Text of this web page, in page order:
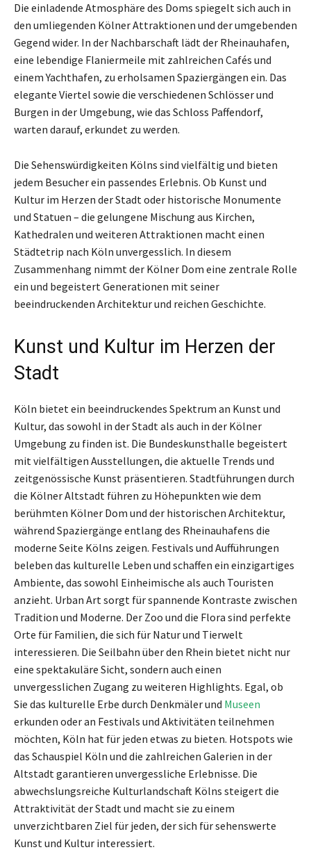
Die einladende Atmosphäre des Doms spiegelt sich auch in
den umliegenden Kölner Attraktionen und der umgebenden
Gegend wider. In der Nachbarschaft lädt der Rheinauhafen,
eine lebendige Flaniermeile mit zahlreichen Cafés und
einem Yachthafen, zu erholsamen Spaziergängen ein. Das
elegante Viertel sowie die verschiedenen Schlösser und
Burgen in der Umgebung, wie das Schloss Paffendorf,
warten darauf, erkundet zu werden.
Die Sehenswürdigkeiten Kölns sind vielfältig und bieten
jedem Besucher ein passendes Erlebnis. Ob Kunst und
Kultur im Herzen der Stadt oder historische Monumente
und Statuen – die gelungene Mischung aus Kirchen,
Kathedralen und weiteren Attraktionen macht einen
Städtetrip nach Köln unvergesslich. In diesem
Zusammenhang nimmt der Kölner Dom eine zentrale Rolle
ein und begeistert Generationen mit seiner
beeindruckenden Architektur und reichen Geschichte.
Kunst und Kultur im Herzen der
Stadt
Köln bietet ein beeindruckendes Spektrum an Kunst und
Kultur, das sowohl in der Stadt als auch in der Kölner
Umgebung zu finden ist. Die Bundeskunsthalle begeistert
mit vielfältigen Ausstellungen, die aktuelle Trends und
zeitgenössische Kunst präsentieren. Stadtführungen durch
die Kölner Altstadt führen zu Höhepunkten wie dem
berühmten Kölner Dom und der historischen Architektur,
während Spaziergänge entlang des Rheinauhafens die
moderne Seite Kölns zeigen. Festivals und Aufführungen
beleben das kulturelle Leben und schaffen ein einzigartiges
Ambiente, das sowohl Einheimische als auch Touristen
anzieht. Urban Art sorgt für spannende Kontraste zwischen
Tradition und Moderne. Der Zoo und die Flora sind perfekte
Orte für Familien, die sich für Natur und Tierwelt
interessieren. Die Seilbahn über den Rhein bietet nicht nur
eine spektakuläre Sicht, sondern auch einen
unvergesslichen Zugang zu weiteren Highlights. Egal, ob
Sie das kulturelle Erbe durch Denkmäler und Museen
erkunden oder an Festivals und Aktivitäten teilnehmen
möchten, Köln hat für jeden etwas zu bieten. Hotspots wie
das Schauspiel Köln und die zahlreichen Galerien in der
Altstadt garantieren unvergessliche Erlebnisse. Die
abwechslungsreiche Kulturlandschaft Kölns steigert die
Attraktivität der Stadt und macht sie zu einem
unverzichtbaren Ziel für jeden, der sich für sehenswerte
Kunst und Kultur interessiert.